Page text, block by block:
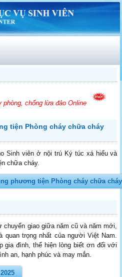
phòng, chống lừa đảo Online
tiện Phòng cháy chữa cháy
viên ở nội trú Ký túc xá hiểu và
chữa cháy.
phương tiện Phòng cháy chữa cháy
giao giữa năm cũ và năm mới,
quan trọng nhất của người Việt Nam.
gia đình, thể hiện lòng biết ơn đối với
an, hạnh phúc và may mắn.